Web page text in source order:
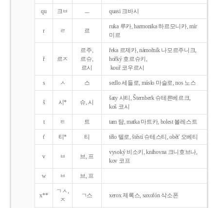
qu 크ㅂ ㅡ quasi 크바시
r ㄹ 르
ruka 루카, harmonika 하르모니카, mír
미르
ř 르ㅈ
르주,
르슈,
르시
řeka 르제카, námořník 나모르주니크,
hořký 호르슈키,
kouř 코우르시
s ㅅ 스 sedlo 세들로, máslo 마슬로, nos 노스
š 시* 슈, 시
šaty 샤티, Šternberk 슈테른베르크,
koš 코시
t ㅌ 트 tam 탐, matka 마트카, bolest 볼레스트
t' 티* 티 tělo 텔로, štěstí 슈테스티, obět' 오베티
v ㅂ 브, 프
vysoký 비소키, knihovna 크니호브나,
kov 코프
w ㅂ 브, 프
x**
ㄱㅅ,
ㅈ
ㄱ스 xerox 제록스, saxofón 삭소폰